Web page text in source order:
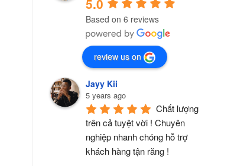
Based on 6 reviews
review us on
Jayy Kii
5 years ago
Chất lượng
trên cả tuyệt vời ! Chuyên
nghiệp nhanh chóng hỗ trợ
khách hàng tận răng !